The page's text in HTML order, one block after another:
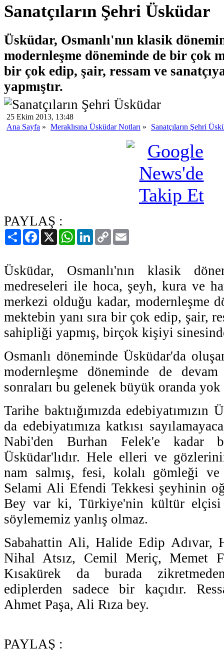
Sanatçıların Şehri Üsküdar
Üsküdar, Osmanlı'nın klasik
modernleşme döneminde de bir çok
bir çok edip, şair, ressam ve
yapmıştır.
25 Ekim 2013, 13:48
Ana Sayfa » Meraklısına Üsküdar Notları » Sanatçıların Şehri
PAYLAŞ :
PaylaşFacebook
X WhatsAppLinkedIn
Copy
Link
Üsküdar, Osmanlı'nın klasik
medreseleri ile hoca, şeyh, kura ve
merkezi olduğu kadar, modernleşme
mektebin yanı sıra bir çok edip, şair,
sahipliği yapmış, birçok kişiyi sinesinde
Osmanlı döneminde Üsküdar'da
modernleşme döneminde de
sonraları bu gelenek büyük oranda
Tarihe baktıığımızda edebiyatımızın
da edebiyatımıza katkısı
Nabi'den Burhan Felek'e kadar
Üsküdar'lıdır. Hele elleri ve
nam salmış, fesi, kolalı gömleği
Selami Ali Efendi Tekkesi şeyhinin
Bey var ki, Türkiye'nin kültür elçisi
söylememiz yanlış olmaz.
Sabahattin Ali, Halide Edip Adıvar,
Nihal Atsız, Cemil Meriç, Memet
Kısakürek da burada
ediplerden sadece bir kaçıdır.
Ahmet Paşa, Ali Rıza bey.
PAYLAŞ :